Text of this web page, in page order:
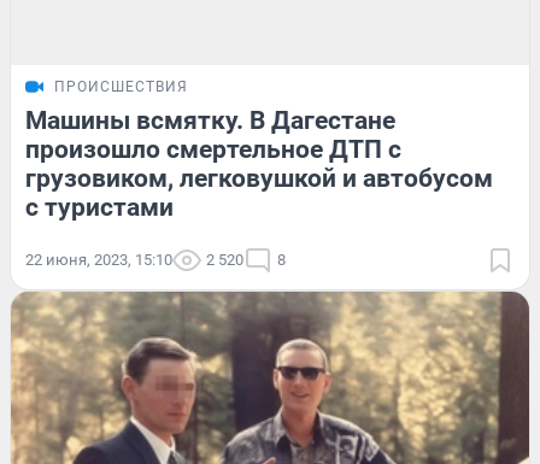
ПРОИСШЕСТВИЯ
Машины всмятку. В Дагестане
произошло смертельное ДТП с
грузовиком, легковушкой и автобусом
с туристами
22 июня, 2023, 15:10 2 520 8